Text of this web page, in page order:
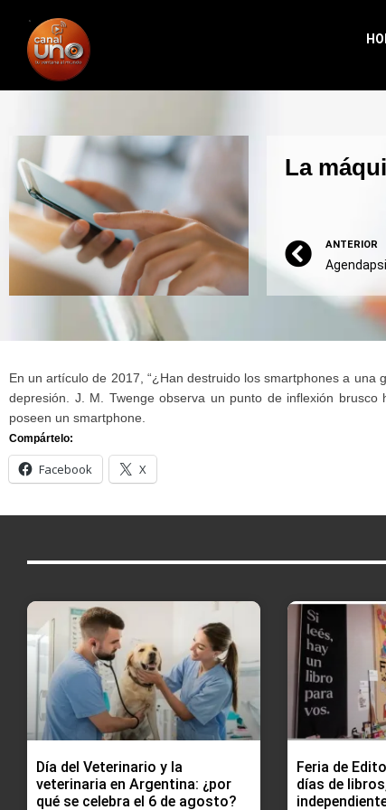
La
ANTERIOR
Agendapsi
En un artículo de 2017, “¿Han destruido los smartphones a
depresión. J. M. Twenge observa un punto de inflexión
poseen un smartphone.
Compártelo:
Facebook X
Día del Veterinario y la
veterinaria en Argentina: ¿por
qué se celebra el 6 de agosto?
Feria de
días de